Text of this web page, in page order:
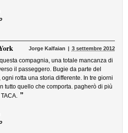
Jorge Kalfaian 3 settembre 2012
compagnia, una totale mancanza di
il passeggero. Bugie da parte del
rotta una storia differente. In tre giorni
tutto quello che comporta. pagherò di più
”